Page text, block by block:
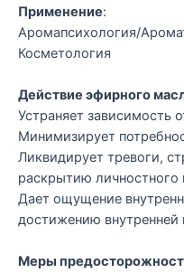
Применение:
Аромапсихология/
Косметология
Действие эфирного
Устраняет зависимость
Минимизирует
Ликвидирует тревоги,
раскрытию личностного
Дает ощущение
достижению внутренней
Меры